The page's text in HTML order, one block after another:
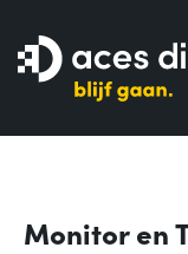
Monitor en